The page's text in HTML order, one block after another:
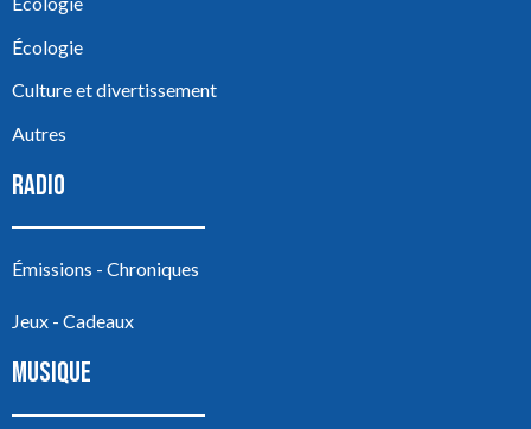
Écologie
Culture et divertissement
Autres
RADIO
Émissions - Chroniques
Jeux - Cadeaux
MUSIQUE